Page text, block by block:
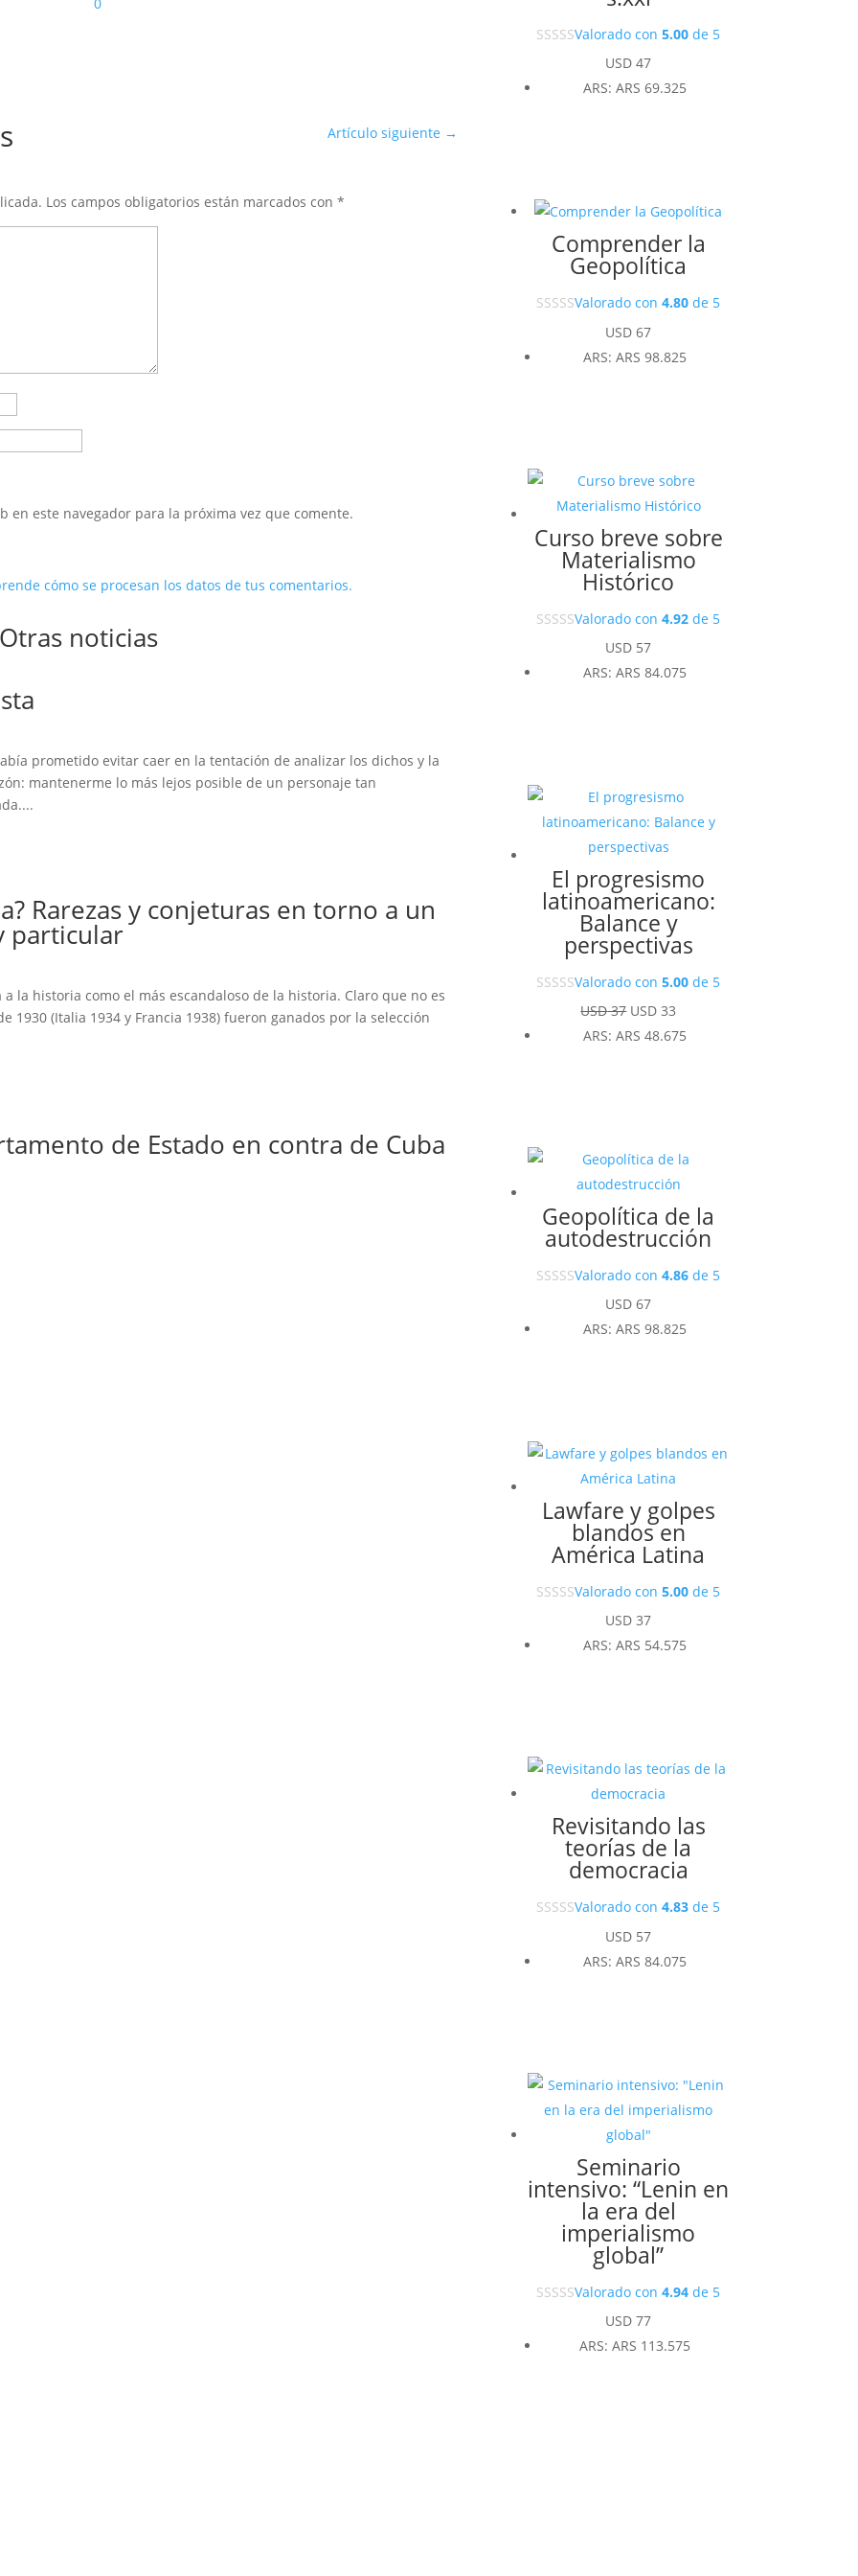
Artículo siguiente →
Los campos obligatorios están marcados con*
en este navegador para la próxima vez que comente.
cómo se procesan los datos de tus comentarios.
Otras noticias
prometido evitar caer en la tentación de analizar los dichos y la
mantenerme lo más lejos posible de un personaje tan
Rarezas y conjeturas en torno a un
particular
la historia como el más escandaloso de la historia. Claro que no es
1930 (Italia 1934 y Francia 1938) fueron ganados por la selección
de Estado en contra de Cuba
Valorado con5.00 de 5
USD 47
ARS:ARS 69.325
Comprender la
Geopolítica
Valorado con4.80 de 5
USD 67
ARS:ARS 98.825
Curso breve sobre
Materialismo
Histórico
Valorado con4.92 de 5
USD 57
ARS:ARS 84.075
El progresismo
latinoamericano:
Balance y
perspectivas
Valorado con5.00 de 5
USD37 El
precio
USD 33
precio
ARS:ARS 48.675
Geopolítica de la
autodestrucción
Valorado con4.86 de 5
USD 67
ARS:ARS 98.825
Lawfare y golpes
blandos en
América Latina
Valorado con5.00 de 5
USD 37
ARS:ARS 54.575
Revisitando las
teorías de la
democracia
Valorado con4.83 de 5
USD 57
ARS:ARS 84.075
Seminario
intensivo: “Lenin en
la era del
imperialismo
global”
Valorado con4.94 de 5
USD 77
ARS:ARS 113.575